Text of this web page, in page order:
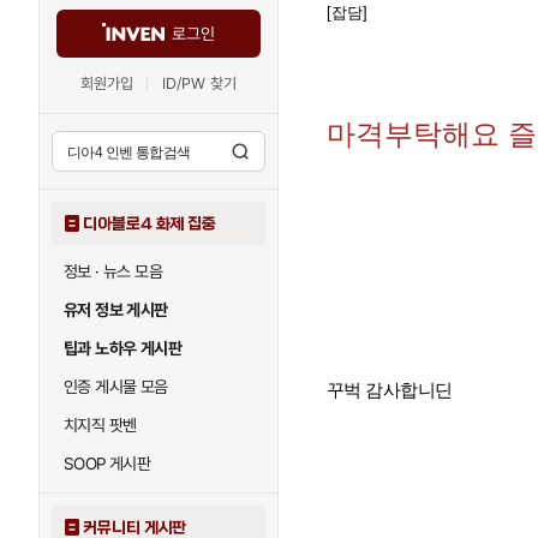
로그인
회원가입 ID/PW 찾기
디아블로4 화제 집중
정보 · 뉴스 모음
유저 정보 게시판
팁과 노하우 게시판
인증 게시물 모음
치지직 팟벤
SOOP 게시판
커뮤니티 게시판
[잡담]
마격부탁해요
꾸벅 감사합니딘